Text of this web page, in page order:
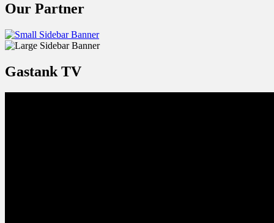
Our Partner
Gastank TV